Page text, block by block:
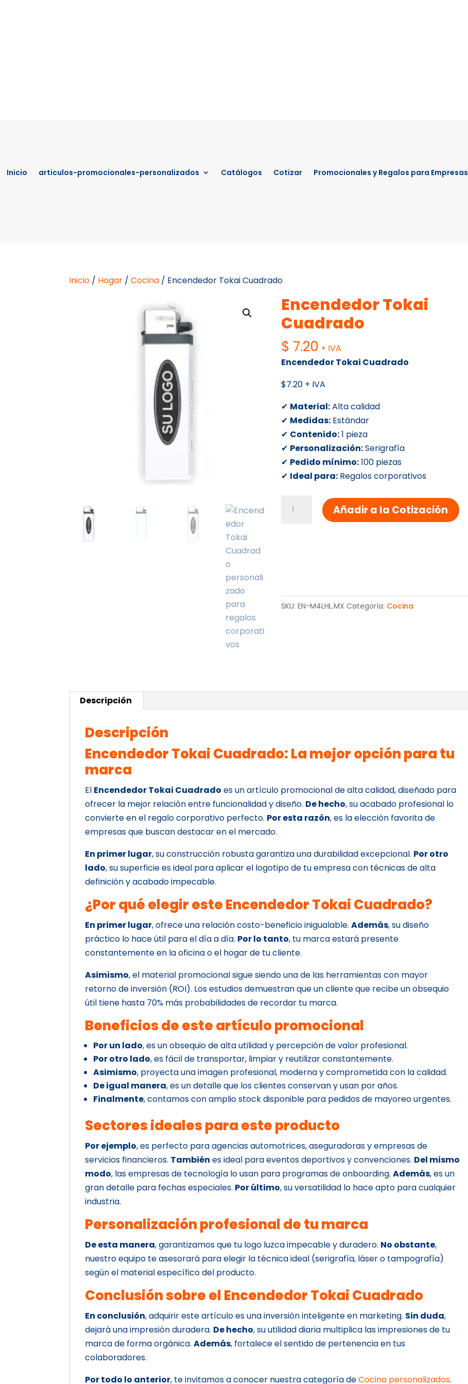
Inicio articulos-promocionales-personalizados Catálogos Cotizar Promocionales y Regalos para Empresas
Inicio / Hogar /Cocina / Encendedor Tokai Cuadrado
Encendedor Tokai
Cuadrado
$ 7.20 + IVA
Encendedor Tokai Cuadrado
$7.20 + IVA
✔ Material:Alta calidad
✔ Medidas: Estándar
✔ Contenido:1 pieza
✔ Personalización:Serigrafía
✔ Pedido mínimo:100 piezas
✔ Ideal para: Regalos corporativos
Encendedor
Tokai
Añadir a la Cotización
SKU:EN-M4LHL.MX Categoría: Cocina
Descripción
Descripción
Encendedor Tokai Cuadrado: La mejor opción para tu
marca
El Encendedor Tokai Cuadrado es un artículo promocional de alta calidad, diseñado para
ofrecer la mejor relación entre funcionalidad y diseño. De hecho, su acabado profesional lo
convierte en el regalo corporativo perfecto. Por esta razón, es la elección favorita de
empresas que buscan destacar en el mercado.
En primer lugar, su construcción robusta garantiza una durabilidad excepcional. Por otro
lado, su superficie es ideal para aplicar el logotipo de tu empresa con técnicas de alta
definición y acabado impecable.
¿Por qué elegir este Encendedor Tokai Cuadrado?
En primer lugar, ofrece una relación costo-beneficio inigualable.Además, su diseño
práctico lo hace útil para el día a día. Por lo tanto, tu marca estará presente
constantemente en la oficina o el hogar de tu cliente.
Asimismo, el material promocional sigue siendo una de las herramientas con mayor
retorno de inversión (ROI). Los estudios demuestran que un cliente que recibe un obsequio
útil tiene hasta 70% más probabilidades de recordar tu marca.
Beneficios de este artículo promocional
Por un lado, es un obsequio de alta utilidad y percepción de valor profesional.
Por otro lado, es fácil de transportar, limpiar y reutilizar constantemente.
Asimismo, proyecta una imagen profesional, moderna y comprometida con la calidad.
De igual manera, es un detalle que los clientes conservan y usan por años.
Finalmente, contamos con amplio stock disponible para pedidos de mayoreo urgentes.
Sectores ideales para este producto
Por ejemplo, es perfecto para agencias automotrices, aseguradoras y empresas de
servicios financieros. También es ideal para eventos deportivos y convenciones. Del mismo
modo, las empresas de tecnología lo usan para programas de onboarding.Además, es un
gran detalle para fechas especiales. Por último, su versatilidad lo hace apto para cualquier
industria.
Personalización profesional de tu marca
De esta manera, garantizamos que tu logo luzca impecable y duradero. No obstante,
nuestro equipo te asesorará para elegir la técnica ideal (serigrafía, láser o tampografía)
según el material específico del producto.
Conclusión sobre el Encendedor Tokai Cuadrado
En conclusión, adquirir este artículo es una inversión inteligente en marketing. Sin duda,
dejará una impresión duradera. De hecho, su utilidad diaria multiplica las impresiones de tu
marca de forma orgánica.Además, fortalece el sentido de pertenencia en tus
colaboradores.
Por todo lo anterior, te invitamos a conocer nuestra categoría deCocina personalizados.